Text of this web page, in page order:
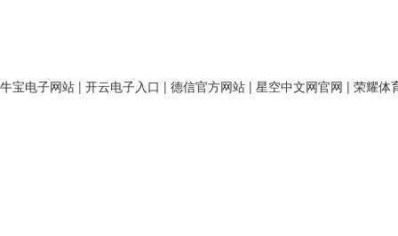
牛宝电子网站 | 开云电子入口 | 德信官方网站 | 星空中文网官网 | 荣耀体